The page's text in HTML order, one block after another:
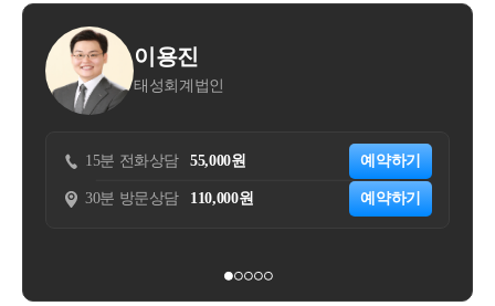
용진
회계법인
55,000원 예약하기
110,000원 예약하기
15분 전화상담
30분 방문상담